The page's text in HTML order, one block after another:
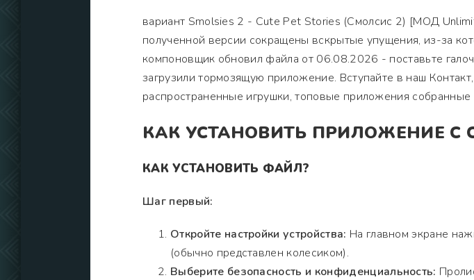
вариант Smolsies 2 - Cute Pet Stories (Смолсис 2) [МОД
полученной версии сокращены вскрытые упущения, из-за
компоновщик обновил файла от 06.08.2026 - поставьте
загрузили тормозящую приложение. Вступайте в наш
распространенные игрушки, топовые приложения
КАК УСТАНОВИТЬ ПРИЛОЖЕНИЕ С
КАК УСТАНОВИТЬ ФАЙЛ?
Шаг первый:
Откройте настройки устройства: На главном экране
(обычно представлен колесиком).
Выберите безопасность и конфиденциальность: